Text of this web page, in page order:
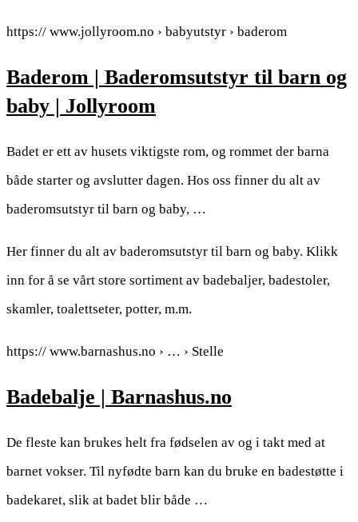
https:// www.jollyroom.no › babyutstyr › baderom
Baderom | Baderomsutstyr til barn og
baby | Jollyroom
Badet er ett av husets viktigste rom, og rommet der barna
både starter og avslutter dagen. Hos oss finner du alt av
baderomsutstyr til barn og baby, …
Her finner du alt av baderomsutstyr til barn og baby. Klikk
inn for å se vårt store sortiment av badebaljer, badestoler,
skamler, toalettseter, potter, m.m.
https:// www.barnashus.no › … › Stelle
Badebalje | Barnashus.no
De fleste kan brukes helt fra fødselen av og i takt med at
barnet vokser. Til nyfødte barn kan du bruke en badestøtte i
badekaret, slik at badet blir både …